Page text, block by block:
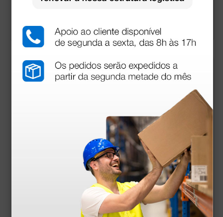
52,00 €
1 unidade
51,00 €
Faixa de resistência
para exercícios 45 m
mais opções
Faixa elástica de resi
stência para exercíci
os 5,5 m
7,96 €
(Preço sem IVA)